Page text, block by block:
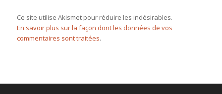
Ce site utilise Akismet pour réduire les indésirables.
En savoir plus sur la façon dont les données de vos
commentaires sont traitées.